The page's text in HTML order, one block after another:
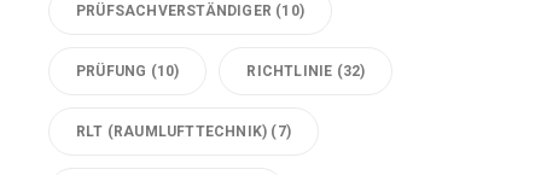
PRÜFSACHVERSTÄNDIGER (10)
PRÜFUNG (10) RICHTLINIE (32)
RLT (RAUMLUFTTECHNIK) (7)